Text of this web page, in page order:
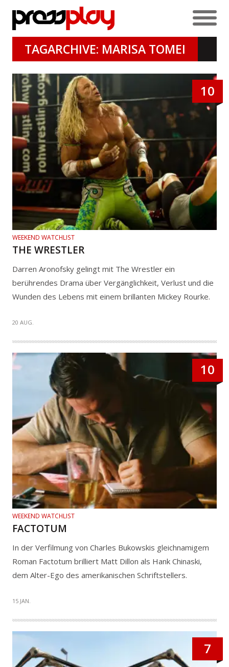
TAGARCHIVE: MARISA TOMEI
10
WEEKEND WATCHLIST
THE WRESTLER
Darren Aronofsky gelingt mit The Wrestler ein
berührendes Drama über Vergänglichkeit, Verlust und die
Wunden des Lebens mit einem brillanten Mickey Rourke.
20 AUG.
10
WEEKEND WATCHLIST
FACTOTUM
In der Verfilmung von Charles Bukowskis gleichnamigem
Roman Factotum brilliert Matt Dillon als Hank Chinaski,
dem Alter-Ego des amerikanischen Schriftstellers.
15 JAN.
7